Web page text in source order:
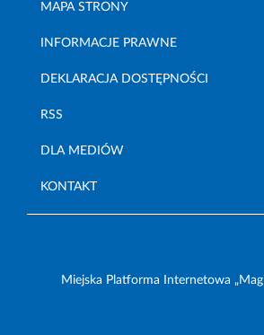
MAPA STRONY
INFORMACJE PRAWNE
DEKLARACJA DOSTĘPNOŚCI
RSS
DLA MEDIÓW
KONTAKT
Miejska Platforma Internetowa